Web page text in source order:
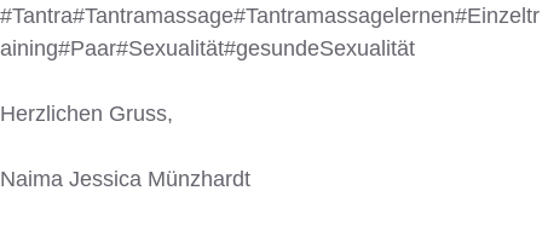
#Tantra#Tantramassage#Tantramassagelernen#Einzeltr
aining#Paar#Sexualität#gesundeSexualität
Herzlichen Gruss,
Naima Jessica Münzhardt